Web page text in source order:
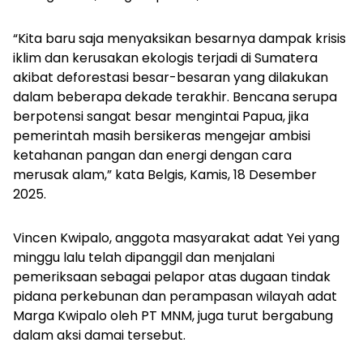
“Kita baru saja menyaksikan besarnya dampak krisis
iklim dan kerusakan ekologis terjadi di Sumatera
akibat deforestasi besar-besaran yang dilakukan
dalam beberapa dekade terakhir. Bencana serupa
berpotensi sangat besar mengintai Papua, jika
pemerintah masih bersikeras mengejar ambisi
ketahanan pangan dan energi dengan cara
merusak alam,” kata Belgis, Kamis, 18 Desember
2025.
Vincen Kwipalo, anggota masyarakat adat Yei yang
minggu lalu telah dipanggil dan menjalani
pemeriksaan sebagai pelapor atas dugaan tindak
pidana perkebunan dan perampasan wilayah adat
Marga Kwipalo oleh PT MNM, juga turut bergabung
dalam aksi damai tersebut.